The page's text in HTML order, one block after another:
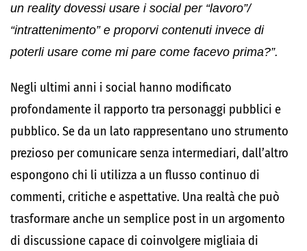
un reality dovessi usare i social per “lavoro”/
“intrattenimento” e proporvi contenuti invece di
poterli usare come mi pare come facevo prima?”.
Negli ultimi anni i social hanno modificato
profondamente il rapporto tra personaggi pubblici e
pubblico. Se da un lato rappresentano uno strumento
prezioso per comunicare senza intermediari, dall’altro
espongono chi li utilizza a un flusso continuo di
commenti, critiche e aspettative. Una realtà che può
trasformare anche un semplice post in un argomento
di discussione capace di coinvolgere migliaia di